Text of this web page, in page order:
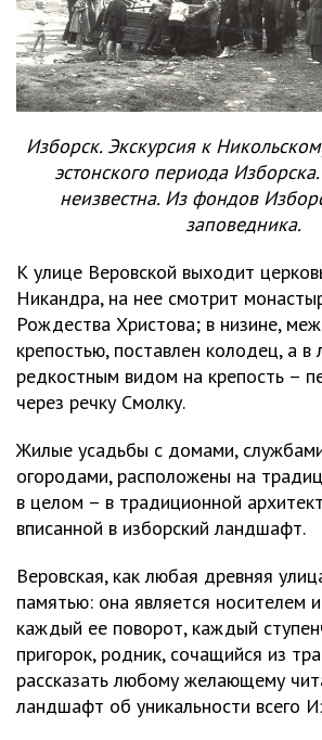
Изборск. Экскурсия к
эстонского периода
неизвестна. Из фондов
заповедника.
К улице Веровской выходит
Никандра, на нее смотрит
Рождества Христова; в низине,
крепостью, поставлен колодец, а в
редкостным видом на крепость –
через речку Смолку.
Жилые усадьбы с домами,
огородами, расположены на
в целом – в традиционной
вписанной в изборский ландшафт.
Веровская, как любая древняя
памятью: она является носителем
каждый ее поворот, каждый
пригорок, родник, сочащийся из
рассказать любому желающему
ландшафт об уникальности всего